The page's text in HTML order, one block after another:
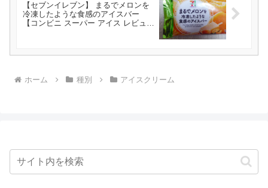
【セブンイレブン】 まるでメロンを
冷凍したような食感のアイスバー
【コンビニ スーパー アイス レビュ
ホーム 種別 アイスクリーム